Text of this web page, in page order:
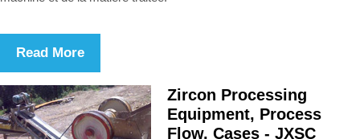
Read More
Zircon Processing
Equipment, Process
Flow, Cases - JXSC